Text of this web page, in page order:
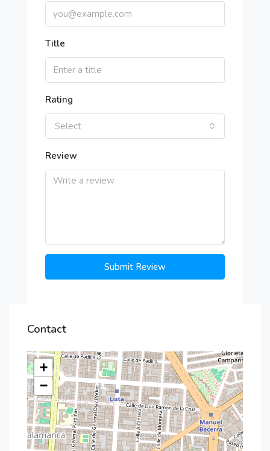
Title
Rating
Select
Review
Submit Review
Contact
+
−